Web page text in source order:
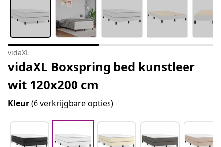
vidaXL
vidaXL Boxspring bed kunstleer
wit 120x200 cm
Kleur(6 verkrijgbare opties)